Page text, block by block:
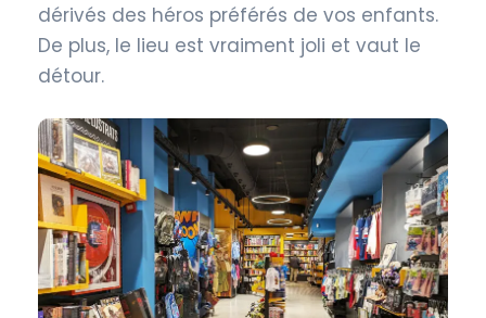
dérivés des héros préférés de vos enfants.
De plus, le lieu est vraiment joli et vaut le
détour.